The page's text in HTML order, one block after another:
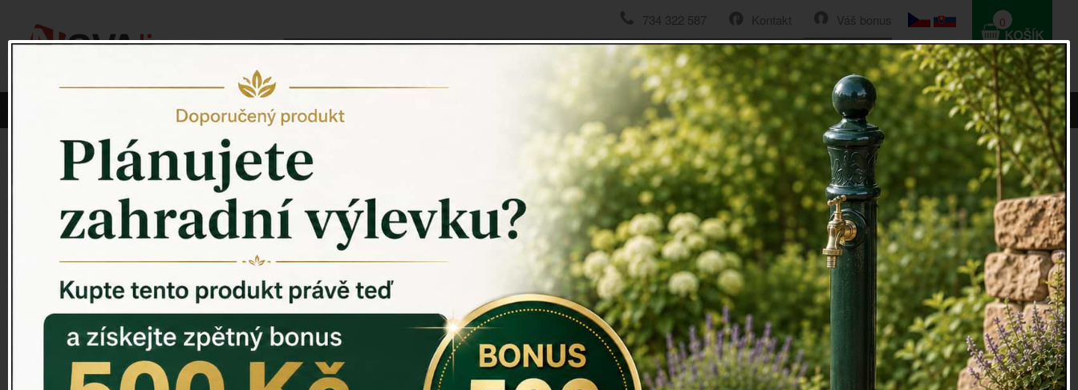
Váš bonus
Kontakt
734 322 587
HLEDAT
0
0 Kč
Vyberte si kategorii: NOVINKY
PÍTKO PRO PTÁKY
ZAHRADNÍ SOCHY
ZAHRADNÍ UMYVADLA
PTAČÍ BUDKY
Litinové škrabáky na boty
DEKORACE NA HROB
RETRO KONZOLE
Domovní čísla - litina
DEKORACE NA ZEĎ
ZVONKOHRA
Venkovský domov Čmelín 18x18x18cm
Čmelín 18x18x18cm
Čmelínje konstruován tak, aby umožnil čmelákům volně hnízdit a
stavět si úl. Díky domečku pro čmeláky docílíte lepšímu opylování
ovocných stromů v zahradě. U nás žije 30 druhů čmeláků. Pokud u vás
poletují ti s bílým zadečkem, jedná se o čmeláky zemní a zahradní.
Přesně pro tyto nejužitečnější opylovače, můžete vytvořit dokonalý
domov ve vaší zahradě. Odmění vás každé jaro rozkvetlou zahradou.
Čmelácijsou po včelách jedni z nejdůležitějších obyvatel na zahradě.